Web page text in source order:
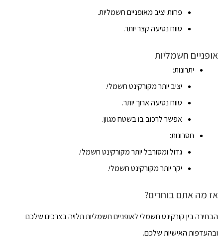
פחות יציב מאופניים חשמליות.
טווח נסיעה קצר יותר.
אופניים חשמליות
יתרונות:
יציב יותר מקורקינט חשמלי.
טווח נסיעה ארוך יותר.
אפשר לרכוב בו בשטח מגוון.
חסרונות:
גדול ומסורבל יותר מקורקינט חשמלי.
יקר יותר מקורקינט חשמלי.
אז מה אתם בוחרים?
הבחירה בין קורקינט חשמלי לאופניים חשמליות תלויה בצרכים שלכם
ובהעדפות האישיות שלכם.